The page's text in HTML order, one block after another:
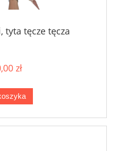
tyta tęcze tęcza
zł